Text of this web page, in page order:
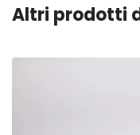
Altri prodotti